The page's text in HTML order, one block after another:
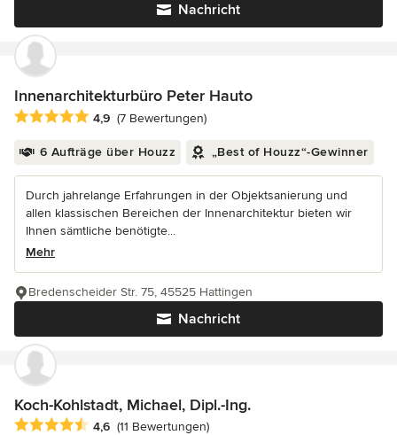
Nachricht
Innenarchitekturbüro Peter Hauto
Durchschnittliche Bewertung: 4.9 von 5 Sternen
4,9 (7 Bewertungen)
6 Aufträge über Houzz „Best of Houzz“-Gewinner
Durch jahrelange Erfahrungen in der Objektsanierung und
allen klassischen Bereichen der Innenarchitektur bieten wir
Ihnen sämtliche benötigte...
Mehr
Nachricht
Bredenscheider Str. 75, 45525 Hattingen
Koch-Kohlstadt, Michael, Dipl.-Ing.
Durchschnittliche Bewertung: 4.6 von 5 Sternen
4,6 (11 Bewertungen)